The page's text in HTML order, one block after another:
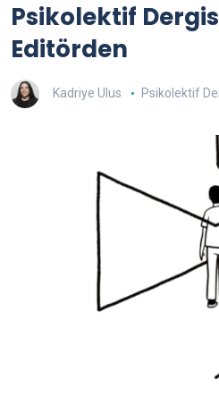
Psikolektif
Editörden
Kadriye Ulus Psikolektif